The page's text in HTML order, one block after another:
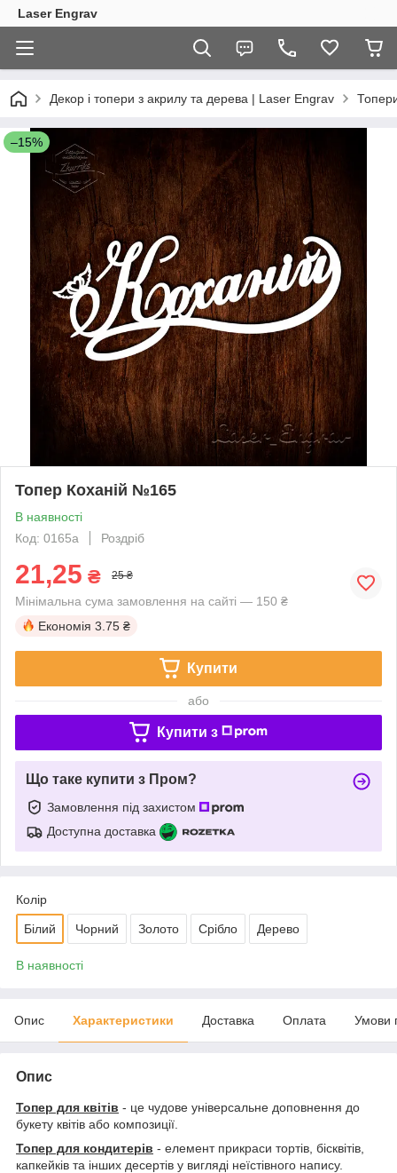
Laser Engrav
Декор і топери з акрилу та дерева | Laser Engrav
–15%
Топер Коханій №165
В наявності
Код: 0165a
Роздріб
21,25 ₴ 25 ₴
Мінімальна сума замовлення на сайті — 150 ₴
Економія 3.75 ₴
Купити
або
Купити з
Що таке купити з Пром?
Замовлення під захистом
Доступна доставка
Колір
Білий Чорний Золото Срібло Дерево
В наявності
Опис Характеристики Доставка Оплата Умови
Опис
Топер для квітів - це чудове універсальне доповнення до
букету квітів або композиції.
Топер для кондитерів - елемент прикраси тортів, бісквітів,
капкейків та інших десертів у вигляді неїстівного напису.